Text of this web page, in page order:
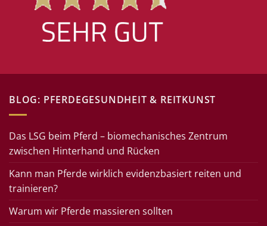
BLOG: PFERDEGESUNDHEIT & REITKUNST
Das LSG beim Pferd – biomechanisches Zentrum
zwischen Hinterhand und Rücken
Kann man Pferde wirklich evidenzbasiert reiten und
trainieren?
Warum wir Pferde massieren sollten